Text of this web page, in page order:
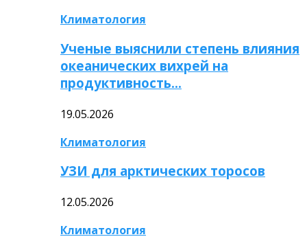
Климатология
Ученые выяснили степень влияния
океанических вихрей на
продуктивность…
19.05.2026
Климатология
УЗИ для арктических торосов
12.05.2026
Климатология